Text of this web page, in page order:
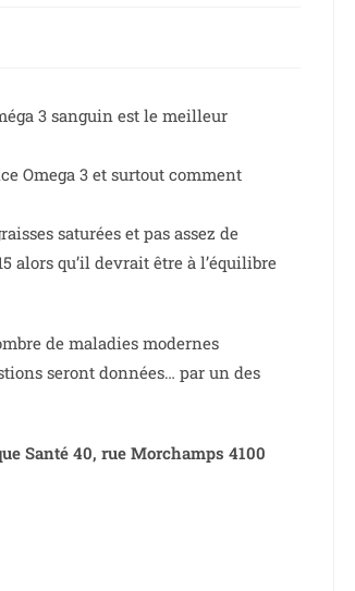
3 sanguin est le meilleur
Omega 3 et surtout comment
saturées et pas assez de
alors qu’il devrait être à l’équilibre
de maladies modernes
seront données… par un des
Santé 40, rue Morchamps 4100